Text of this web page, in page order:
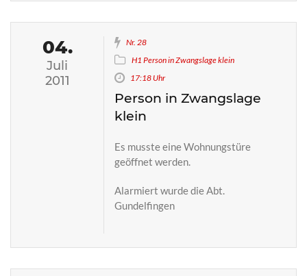
04.
Juli
2011
Nr. 28
H1 Person in Zwangslage klein
17:18 Uhr
Person in Zwangslage
klein
Es musste eine Wohnungstüre
geöffnet werden.
Alarmiert wurde die Abt.
Gundelfingen